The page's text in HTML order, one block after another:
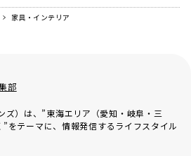
家具・インテリア
部
ズ）は、”東海エリア（愛知・岐阜・三
をテーマに、情報発信するライフスタイル